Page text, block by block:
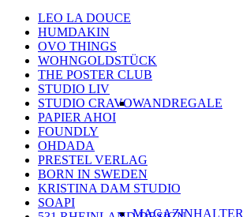
WANDREGALE
MAGAZINHALTER
LEO LA DOUCE
HUMDAKIN
OVO THINGS
WOHNGOLDSTÜCK
THE POSTER CLUB
STUDIO LIV
STUDIO CRAVO
PAPIER AHOI
FOUNDLY
OHDADA
PRESTEL VERLAG
BORN IN SWEDEN
KRISTINA DAM STUDIO
SOAPI